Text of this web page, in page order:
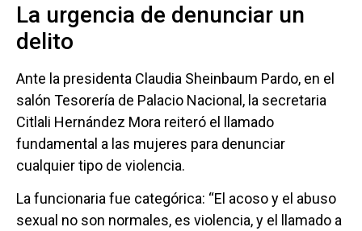
La urgencia de denunciar un
delito
Ante la presidenta Claudia Sheinbaum Pardo, en el
salón Tesorería de Palacio Nacional, la secretaria
Citlali Hernández Mora reiteró el llamado
fundamental a las mujeres para denunciar
cualquier tipo de violencia.
La funcionaria fue categórica: “El acoso y el abuso
sexual no son normales, es violencia, y el llamado a